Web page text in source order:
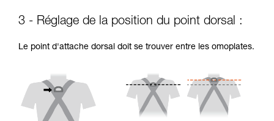
3 - Réglage de la position du point dorsal :
Le point d'attache dorsal doit se trouver entre les omoplates.